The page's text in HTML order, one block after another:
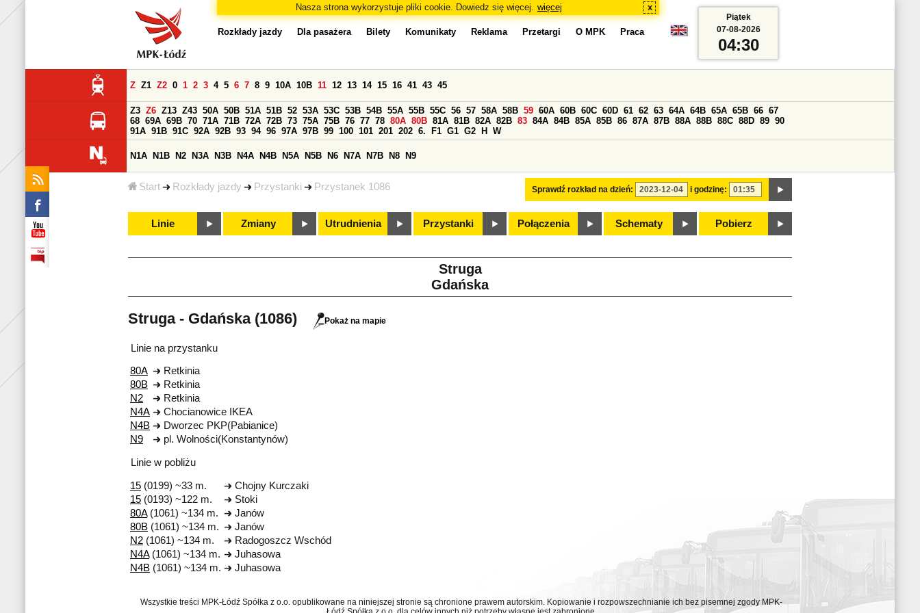
Nasza strona wykorzystuje pliki cookie. Dowiedz się więcej. więcej x
Start Rozkłady jazdy Przystanki Przystanek 1086
Rozkłady jazdy Dla pasażera Bilety Komunikaty Reklama Przetargi O MPK Praca
Sprawdź rozkład na dzień: i godzinę:
Z Z1 Z2 0 1 2 3 4 5 6 7 8 9 10A 10B 11 12 13 14 15 16 41 43 45
Z3 Z6 Z13 Z43 50A 50B 51A 51B 52 53A 53C 53B 54B 55A 55B 55C 56 57 58A 58B 59 60A 60B 60C 60D 61 62 63 64A 64B 65A 65B 66 67
68 69A 69B 70 71A 71B 72A 72B 73 75A 75B 76 77 78 80A 80B 81A 81B 82A 82B 83 84A 84B 85A 85B 86 87A 87B 88A 88B 88C 88D 89 90
91A 91B 91C 92A 92B 93 94 96 97A 97B 99 100 101 201 202 6. F1 G1 G2 H W
N1A N1B N2 N3A N3B N4A N4B N5A N5B N6 N7A N7B N8 N9
Linie Zmiany Utrudnienia Przystanki Połączenia Schematy Pobierz
Piątek
07-08-2026
04:30
Struga
Gdańska
Struga - Gdańska (1086) Pokaż na mapie
Linie na przystanku
80A
Retkinia
80B
Retkinia
N2
Retkinia
N4A
Chocianowice IKEA
N4B
Dworzec PKP(Pabianice)
N9
pl. Wolności(Konstantynów)
Linie w pobliżu
15 (0199) ~33 m.
Chojny Kurczaki
15 (0193) ~122 m.
Stoki
80A(1061) ~134 m.
Janów
80B (1061) ~134 m.
Janów
N2 (1061) ~134 m.
Radogoszcz Wschód
N4A(1061) ~134 m.
Juhasowa
N4B (1061) ~134 m. Juhasowa
Wszystkie treści MPK-Łódź Spółka z o.o. opublikowane na niniejszej stronie są chronione prawem autorskim. Kopiowanie i rozpowszechnianie ich bez pisemnej zgody MPK-